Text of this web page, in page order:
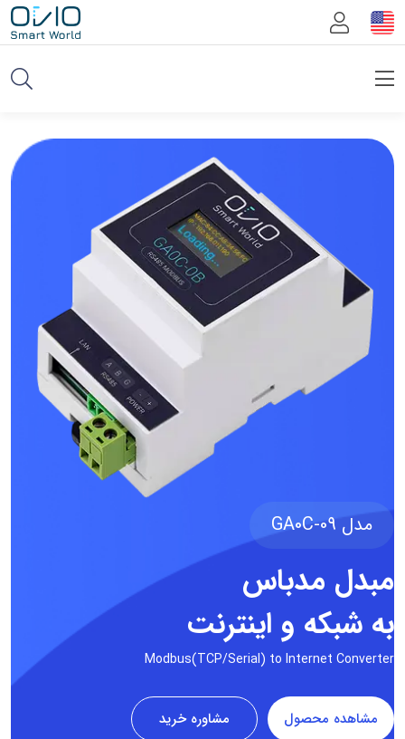
مدل GA0C-09
مبدل مدباس
به شبکه و اینترنت
Modbus(TCP/Serial) to Internet Converter
مشاهده محصول مشاوره خرید